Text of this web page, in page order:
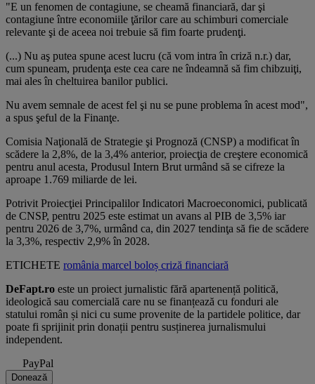
"E un fenomen de contagiune, se cheamă financiară, dar şi
contagiune între economiile ţărilor care au schimburi comerciale
relevante şi de aceea noi trebuie să fim foarte prudenţi.
(...) Nu aş putea spune acest lucru (că vom intra în criză n.r.) dar,
cum spuneam, prudenţa este cea care ne îndeamnă să fim chibzuiţi,
mai ales în cheltuirea banilor publici.
Nu avem semnale de acest fel şi nu se pune problema în acest mod",
a spus şeful de la Finanţe.
Comisia Naţională de Strategie şi Prognoză (CNSP) a modificat în
scădere la 2,8%, de la 3,4% anterior, proiecţia de creştere economică
pentru anul acesta, Produsul Intern Brut urmând să se cifreze la
aproape 1.769 miliarde de lei.
Potrivit Proiecţiei Principalilor Indicatori Macroeconomici, publicată
de CNSP, pentru 2025 este estimat un avans al PIB de 3,5% iar
pentru 2026 de 3,7%, urmând ca, din 2027 tendinţa să fie de scădere
la 3,3%, respectiv 2,9% în 2028.
ETICHETE românia marcel boloș criză financiară
DeFapt.ro este un proiect jurnalistic fără apartenență politică,
ideologică sau comercială care nu se finanțează cu fonduri ale
statului român și nici cu sume provenite de la partidele politice, dar
poate fi sprijinit prin donații pentru susținerea jurnalismului
independent.
PayPal
Donează